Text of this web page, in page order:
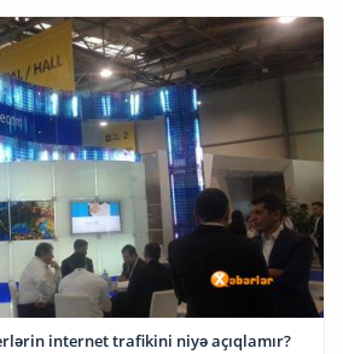
internet trafikini niyə açıqlamır?